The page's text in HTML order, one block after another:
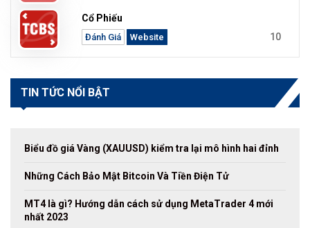
Cổ Phiếu
Đánh Giá Website 10
TIN TỨC NỔI BẬT
Biểu đồ giá Vàng (XAUUSD) kiểm tra lại mô hình hai đỉnh
Những Cách Bảo Mật Bitcoin Và Tiền Điện Tử
MT4 là gì? Hướng dẫn cách sử dụng MetaTrader 4 mới
nhất 2023